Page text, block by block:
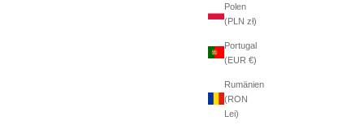
Polen
(PLN zł)
Portugal
(EUR €)
Rumänien
(RON
Lei)